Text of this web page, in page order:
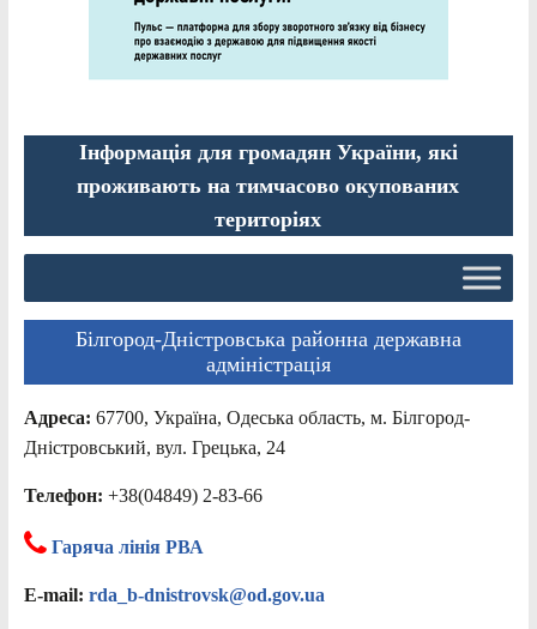
Інформація для громадян України, які
проживають на тимчасово окупованих
територіях
Білгород-Дністровська районна державна
адміністрація
Адреса: 67700, Україна, Одеська область, м. Білгород-
Дністровський, вул. Грецька, 24
Телефон: +38(04849) 2-83-66
Гаряча лінія РВА
E-mail: rda_b-dnistrovsk@od.gov.ua